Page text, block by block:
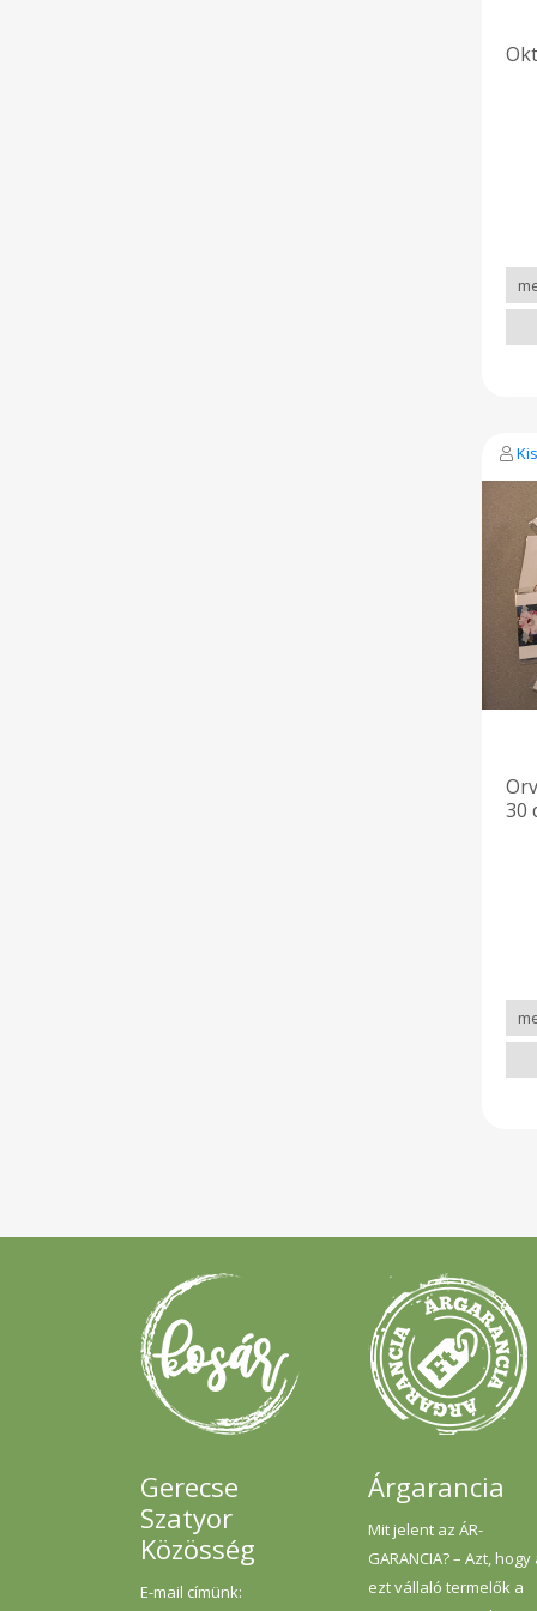
30
Gerecse
Szatyor
Közösség
E-mail címünk:
Árgarancia
Mit jelent az ÁR-
GARANCIA? – Azt, hogy
ezt vállaló termelők a